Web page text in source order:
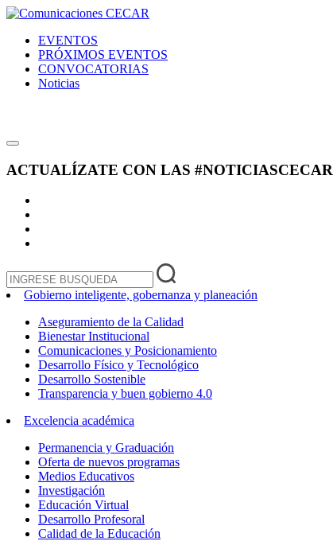
EVENTOS
PRÓXIMOS EVENTOS
CONVOCATORIAS
Noticias
ACTUALÍZATE CON LAS #NOTICIASCECAR
Gobierno inteligente, gobernanza y planeación
Aseguramiento de la Calidad
Bienestar Institucional
Comunicaciones y Posicionamiento
Desarrollo Físico y Tecnológico
Desarrollo Sostenible
Transparencia y buen gobierno 4.0
Excelencia académica
Permanencia y Graduación
Oferta de nuevos programas
Medios Educativos
Investigación
Educación Virtual
Desarrollo Profesoral
Calidad de la Educación